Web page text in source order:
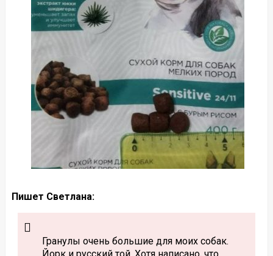
Пишет Светлана:
Гранулы очень большие для моих собак.